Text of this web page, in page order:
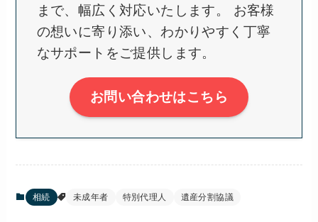
まで、幅広く対応いたします。 お客様
の想いに寄り添い、わかりやすく丁寧
なサポートをご提供します。
お問い合わせはこちら
相続 未成年者 特別代理人 遺産分割協議